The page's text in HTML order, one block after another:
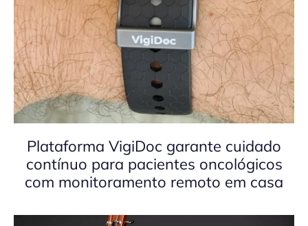
Plataforma VigiDoc garante cuidado
contínuo para pacientes oncológicos
com monitoramento remoto em casa